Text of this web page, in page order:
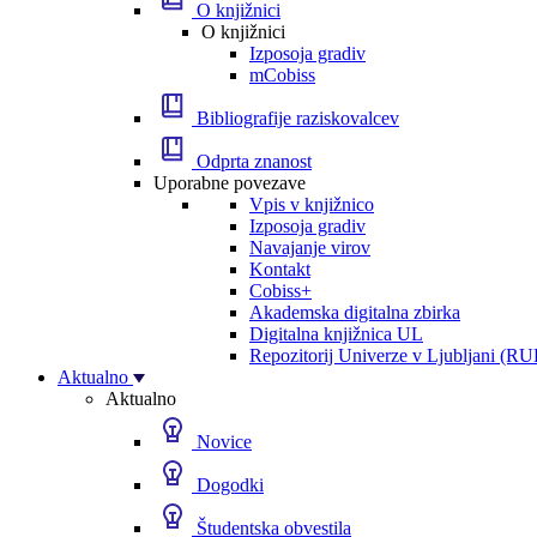
O knjižnici
O knjižnici
Izposoja gradiv
mCobiss
Bibliografije raziskovalcev
Odprta znanost
Uporabne povezave
Vpis v knjižnico
Izposoja gradiv
Navajanje virov
Kontakt
Cobiss+
Akademska digitalna zbirka
Digitalna knjižnica UL
Repozitorij Univerze v Ljubljani
Aktualno
Aktualno
Novice
Dogodki
Študentska obvestila